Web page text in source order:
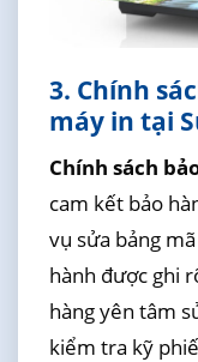
3. Chính
máy in tại
Chính sách
cam kết bảo
vụ sửa bảng
hành được ghi
hàng yên tâm
kiểm tra kỹ